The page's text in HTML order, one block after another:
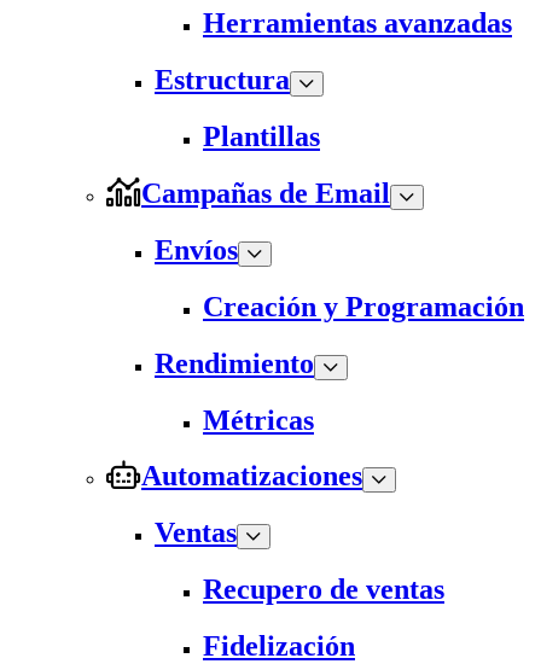
Herramientas avanzadas
Estructura
Plantillas
Campañas de Email
Envíos
Creación y Programación
Rendimiento
Métricas
Automatizaciones
Ventas
Recupero de ventas
Fidelización